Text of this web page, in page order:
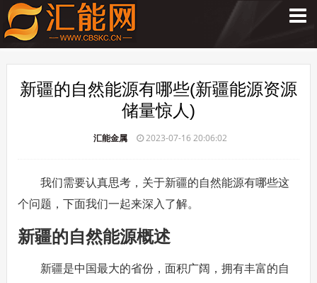
新疆的自然能源有哪些(新疆能源资源
储量惊人)
汇能金属 2023-07-16 20:06:02
我们需要认真思考，关于新疆的自然能源有哪些这
个问题，下面我们一起来深入了解。
新疆的自然能源概述
新疆是中国最大的省份，面积广阔，拥有丰富的自